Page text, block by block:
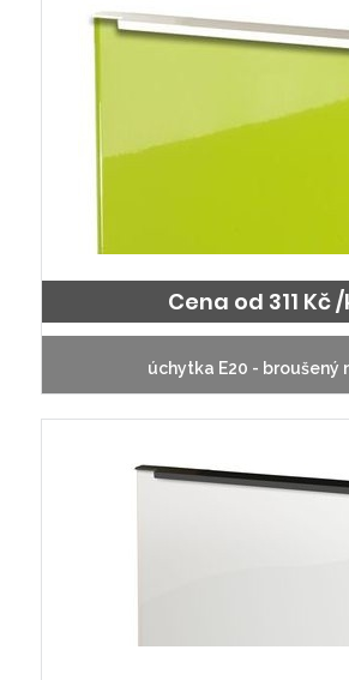
Cena od 311 Kč
úchytka E20 - broušený